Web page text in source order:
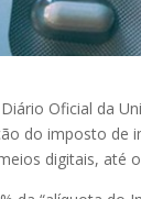
Oficial da
do imposto
digitais, até